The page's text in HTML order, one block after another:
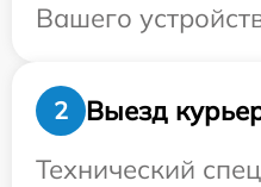
Вашего
2
Выезд
Технический